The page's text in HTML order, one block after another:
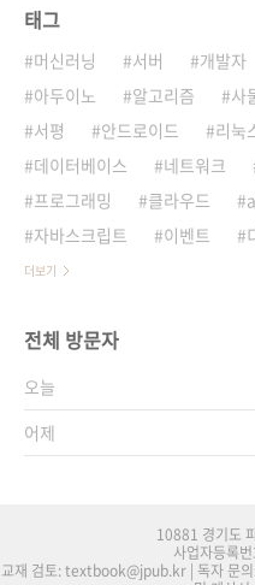
태그
머신러닝 서버 개발자
아두이노
알고리즘 사
서평
안드로이드 리눅
데이터베이스
네트워크
프로그래밍
클라우드
자바스크립트
이벤트
더보기
전체 방문자
오늘
어제
10881 경기도
사업자등록
교재 검토: textbook@jpub.kr | 독자 문